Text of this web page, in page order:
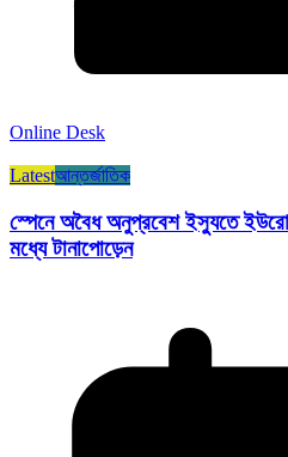
Online Desk
Latestআন্তর্জাতিক
স্পেনে অবৈধ অনুপ্রবেশ ইস্যুতে
মধ্যে টানাপোড়েন